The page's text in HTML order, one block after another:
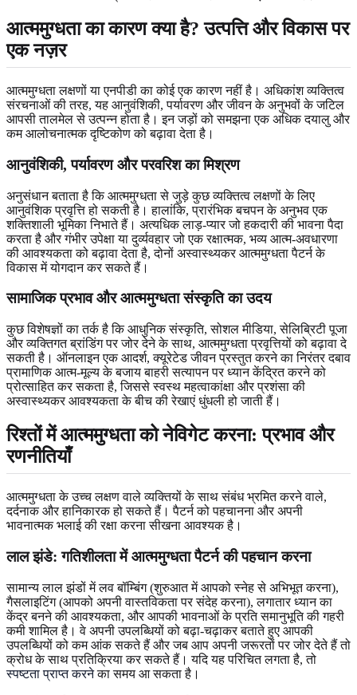
आत्ममुग्धता का कारण क्या है? उत्पत्ति और विकास पर
एक नज़र
आत्ममुग्धता लक्षणों या एनपीडी का कोई एक कारण नहीं है। अधिकांश व्यक्तित्व
संरचनाओं की तरह, यह आनुवंशिकी, पर्यावरण और जीवन के अनुभवों के जटिल
आपसी तालमेल से उत्पन्न होता है। इन जड़ों को समझना एक अधिक दयालु और
कम आलोचनात्मक दृष्टिकोण को बढ़ावा देता है।
आनुवंशिकी, पर्यावरण और परवरिश का मिश्रण
अनुसंधान बताता है कि आत्ममुग्धता से जुड़े कुछ व्यक्तित्व लक्षणों के लिए
आनुवंशिक प्रवृत्ति हो सकती है। हालांकि, प्रारंभिक बचपन के अनुभव एक
शक्तिशाली भूमिका निभाते हैं। अत्यधिक लाड़-प्यार जो हकदारी की भावना पैदा
करता है और गंभीर उपेक्षा या दुर्व्यवहार जो एक रक्षात्मक, भव्य आत्म-अवधारणा
की आवश्यकता को बढ़ावा देता है, दोनों अस्वास्थ्यकर आत्ममुग्धता पैटर्न के
विकास में योगदान कर सकते हैं।
सामाजिक प्रभाव और आत्ममुग्धता संस्कृति का उदय
कुछ विशेषज्ञों का तर्क है कि आधुनिक संस्कृति, सोशल मीडिया, सेलिब्रिटी पूजा
और व्यक्तिगत ब्रांडिंग पर जोर देने के साथ, आत्ममुग्धता प्रवृत्तियों को बढ़ावा दे
सकती है। ऑनलाइन एक आदर्श, क्यूरेटेड जीवन प्रस्तुत करने का निरंतर दबाव
प्रामाणिक आत्म-मूल्य के बजाय बाहरी सत्यापन पर ध्यान केंद्रित करने को
प्रोत्साहित कर सकता है, जिससे स्वस्थ महत्वाकांक्षा और प्रशंसा की
अस्वास्थ्यकर आवश्यकता के बीच की रेखाएं धुंधली हो जाती हैं।
रिश्तों में आत्ममुग्धता को नेविगेट करना: प्रभाव और
रणनीतियाँ
आत्ममुग्धता के उच्च लक्षण वाले व्यक्तियों के साथ संबंध भ्रमित करने वाले,
दर्दनाक और हानिकारक हो सकते हैं। पैटर्न को पहचानना और अपनी
भावनात्मक भलाई की रक्षा करना सीखना आवश्यक है।
लाल झंडे: गतिशीलता में आत्ममुग्धता पैटर्न की पहचान करना
सामान्य लाल झंडों में लव बॉम्बिंग (शुरुआत में आपको स्नेह से अभिभूत करना),
गैसलाइटिंग (आपको अपनी वास्तविकता पर संदेह करना), लगातार ध्यान का
केंद्र बनने की आवश्यकता, और आपकी भावनाओं के प्रति समानुभूति की गहरी
कमी शामिल है। वे अपनी उपलब्धियों को बढ़ा-चढ़ाकर बताते हुए आपकी
उपलब्धियों को कम आंक सकते हैं और जब आप अपनी जरूरतों पर जोर देते हैं तो
क्रोध के साथ प्रतिक्रिया कर सकते हैं। यदि यह परिचित लगता है, तो
स्पष्टता प्राप्त करनेका समय आ सकता है।